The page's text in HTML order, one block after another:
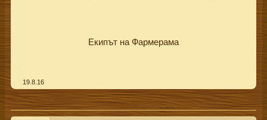
Екипът на Фармерама​
19.8.16